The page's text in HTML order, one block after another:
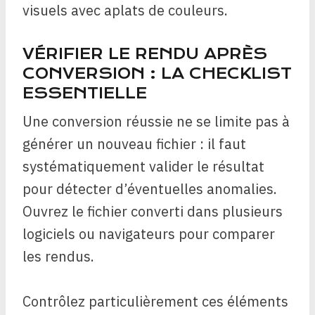
visuels avec aplats de couleurs.
VÉRIFIER LE RENDU APRÈS
CONVERSION : LA CHECKLIST
ESSENTIELLE
Une conversion réussie ne se limite pas à
générer un nouveau fichier : il faut
systématiquement valider le résultat
pour détecter d’éventuelles anomalies.
Ouvrez le fichier converti dans plusieurs
logiciels ou navigateurs pour comparer
les rendus.
Contrôlez particulièrement ces éléments